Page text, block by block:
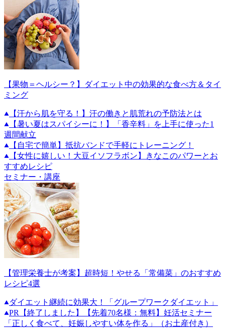
【果物＝ヘルシー？】ダイエット中の効果的な食べ方＆タイ
ミング
【汗から肌を守る！】汗の働きと肌荒れの予防法とは
【暑い夏はスパイシーに！】「香辛料」を上手に使った1
週間献立
【自宅で簡単】抵抗バンドで手軽にトレーニング！
【女性に嬉しい！大豆イソフラボン】きなこのパワーとお
すすめレシピ
セミナー・講座
【管理栄養士が考案】超時短！やせる「常備菜」のおすすめ
レシピ4選
ダイエット継続に効果大！「グループワークダイエット」
PR
【終了しました】【先着70名様：無料】妊活セミナー
「正しく食べて、妊娠しやすい体を作る」（お土産付き）